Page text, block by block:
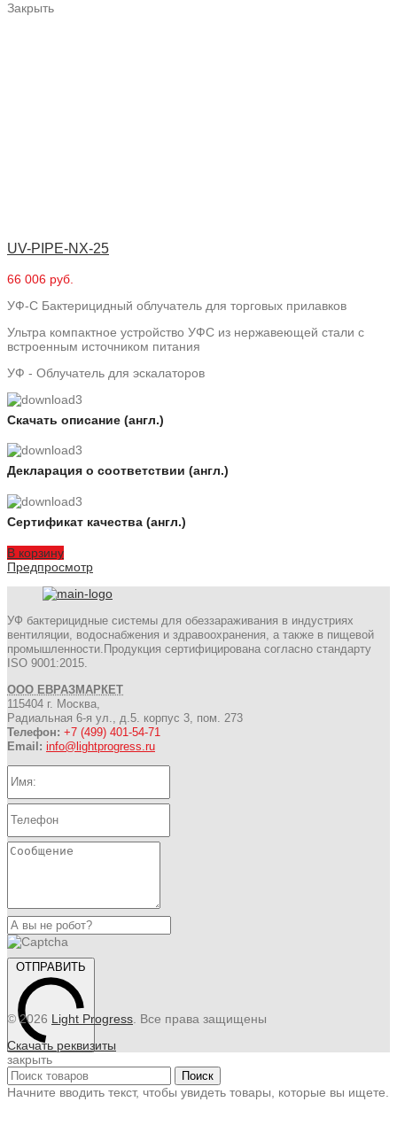
Закрыть
UV-PIPE-NX-25
66 006 руб.
УФ-С Бактерицидный облучатель для торговых прилавков
Ультра компактное устройство УФС из нержавеющей стали с
встроенным источником питания
УФ - Облучатель для эскалаторов
Скачать описание (англ.)
Декларация о соответствии (англ.)
Сертификат качества (англ.)
В корзину
Предпросмотр
УФ бактерицидные системы для обеззараживания в индустриях
вентиляции, водоснабжения и здравоохранения, а также в пищевой
промышленности.Продукция сертифицирована согласно стандарту
ISO 9001:2015.
ООО ЕВРАЗМАРКЕТ
115404 г. Москва,
Радиальная 6-я ул., д.5. корпус 3, пом. 273
Телефон: +7 (499) 401-54-71
Email: info@lightprogress.ru
ОТПРАВИТЬ
© 2026 Light Progress . Все права защищены
Скачать реквизиты
закрыть
Поиск
Начните вводить текст, чтобы увидеть товары, которые вы ищете.